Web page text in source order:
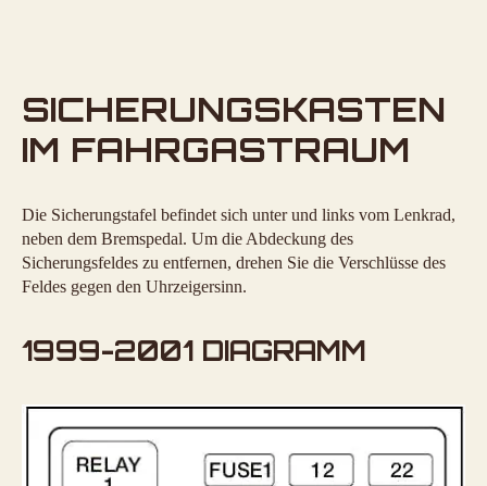
SICHERUNGSKASTEN
IM FAHRGASTRAUM
Die Sicherungstafel befindet sich unter und links vom Lenkrad,
neben dem Bremspedal. Um die Abdeckung des
Sicherungsfeldes zu entfernen, drehen Sie die Verschlüsse des
Feldes gegen den Uhrzeigersinn.
1999-2001 DIAGRAMM